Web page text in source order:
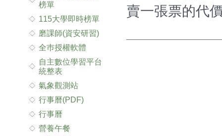
榜單
115大學即時榜單
磨課師(資安研習)
全巿授權軟體
自主數位學習平台
統整表
氣象觀測站
行事曆(PDF)
行事曆
營養午餐
賣一張票的代